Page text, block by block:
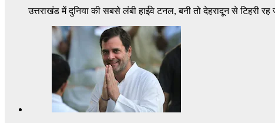
उत्तराखंड में दुनिया की सबसे लंबी हाईवे टनल, बनी तो देहरादून से टिहरी रह